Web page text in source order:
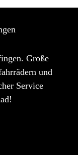
Große
und
Service